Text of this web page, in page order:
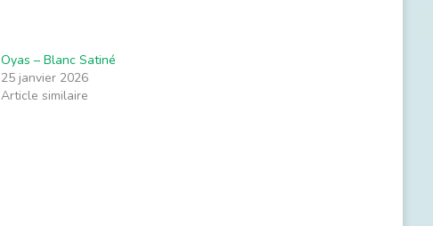
Oyas – Blanc Satiné
25 janvier 2026
Article similaire